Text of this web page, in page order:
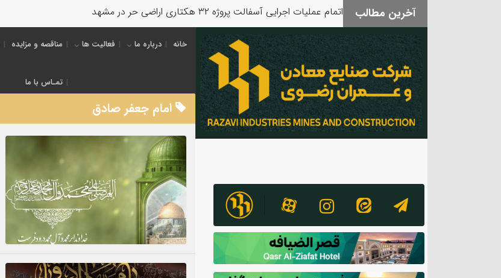
آخرین مطالب
بدرقه آقای شهید
خانه درباره ما فعالیت ها مناقصه و مزایده
تمـاس با ما
امام جعفر صادق